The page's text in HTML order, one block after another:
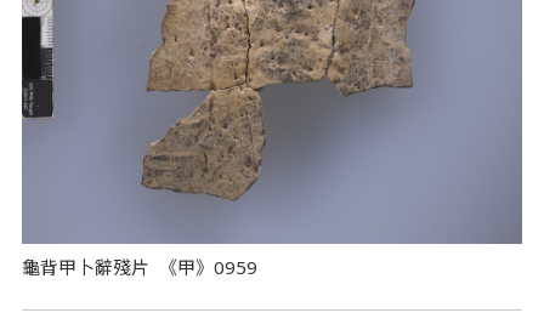
龜背甲卜辭殘片 《甲》0959